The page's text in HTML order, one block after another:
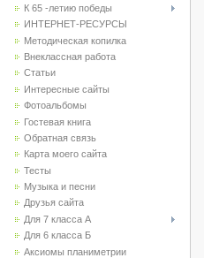
К 65 -летию победы
ИНТЕРНЕТ-РЕСУРСЫ
Методическая копилка
Внеклассная работа
Статьи
Интересные сайты
Фотоальбомы
Гостевая книга
Обратная связь
Карта моего сайта
Тесты
Музыка и песни
Друзья сайта
Для 7 класса А
Для 6 класса Б
Аксиомы планиметрии